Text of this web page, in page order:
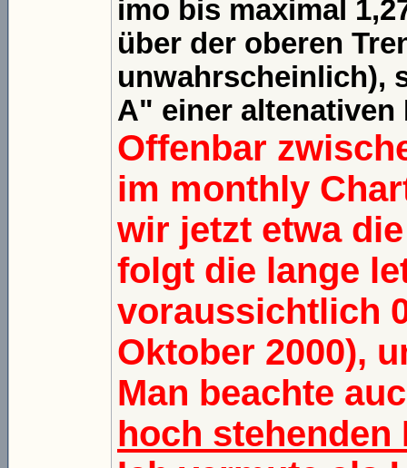
imo bis maximal
über der oberen
unwahrscheinlich),
A" einer altenativen
Offenbar
im monthly
wir jetzt etwa
folgt die lange
voraussichtlich
Oktober 2000),
Man beachte
hoch